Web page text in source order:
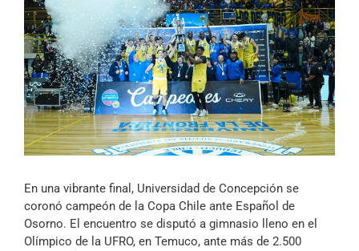
Reportajes
Columnas
Música Clásica
Especiales
Archivo Sonoro
grande
En una vibrante final, Universidad de Concepción se
coronó campeón de la Copa Chile ante Español de
Osorno. El encuentro se disputó a gimnasio lleno en el
Olímpico de la UFRO, en Temuco, ante más de 2.500